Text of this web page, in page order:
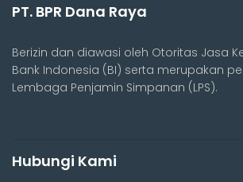
PT. BPR Dana Raya
Berizin dan diawasi oleh Otoritas Jasa
Bank Indonesia (BI) serta merupakan
Lembaga Penjamin Simpanan (LPS).
Hubungi Kami